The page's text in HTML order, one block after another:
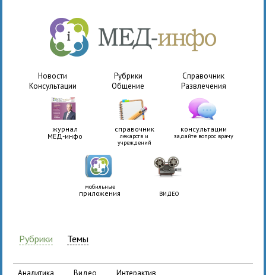
Новости Рубрики
Справочник
Консультации
Общение Развлечения
журнал
МЕД-инфо
справочник
лекарств и
учреждений
консультации
задайте вопрос врачу
мобильные
приложения ВИДЕО
Рубрики Темы
аналитика видео
интерактив